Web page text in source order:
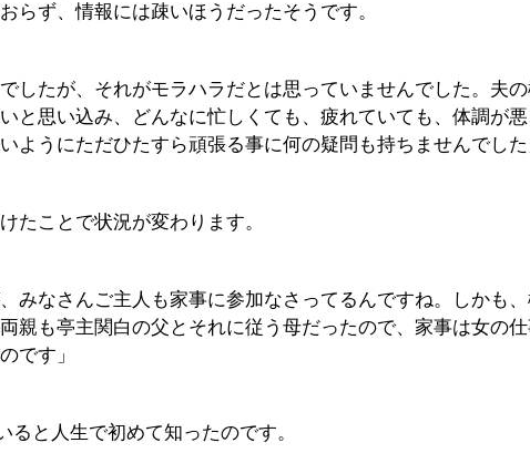
らず、情報には疎いほうだったそうです。
したが、それがモラハラだとは思っていませんでした。夫
と思い込み、どんなに忙しくても、疲れていても、体調が
ようにただひたすら頑張る事に何の疑問も持ちませんでした
たことで状況が変わります。
みなさんご主人も家事に参加なさってるんですね。しかも
親も亭主関白の父とそれに従う母だったので、家事は女の
です」
と人生で初めて知ったのです。